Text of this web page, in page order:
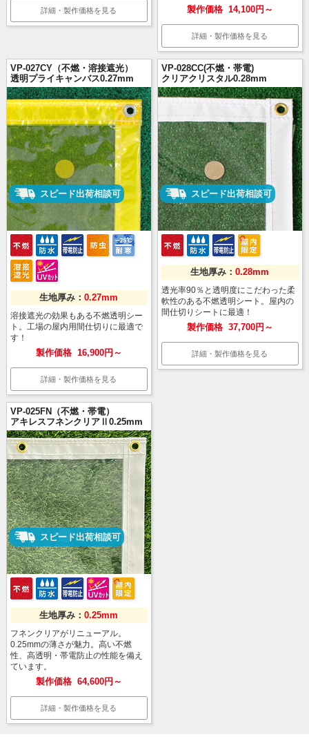
詳細・製作価格を見る 製作価格 14,100円～
詳細・製作価格を見る
VP-027CY（不燃・溶接遮光）
透明プライキャンバス0.27mm
スピード出荷相談可
生地厚み：0.27mm
溶接遮光の効果もある不燃透明シー
ト。工場の屋内用間仕切りに最適で
す！
製作価格 16,900円～
詳細・製作価格を見る
VP-028CC(不燃・帯電)
クリアクリスタル0.28mm
スピード出荷相談可
生地厚み：0.28mm
透光率90％と透明度にこだわった柔
軟性のある不燃透明シート。屋内の
間仕切りシートに最適！
製作価格 37,700円～
詳細・製作価格を見る
VP-025FN（不燃・帯電）
アキレスフネンクリアⅡ0.25mm
スピード出荷相談可
生地厚み：0.25mm
フネンクリアがリニューアル。
0.25mmの薄さが魅力。高い不燃
性、高透明・帯電防止の性能を備え
ています。
製作価格 64,600円～
詳細・製作価格を見る